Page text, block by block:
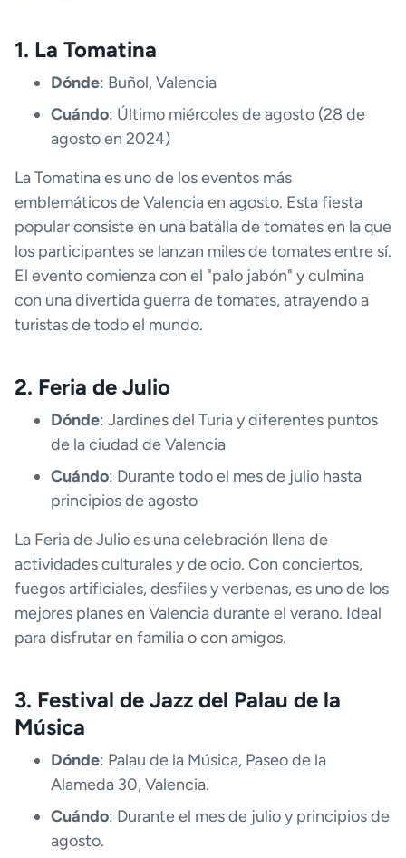
1. La Tomatina
Dónde: Buñol, Valencia
Cuándo: Último miércoles de agosto (28 de
agosto en 2024)
La Tomatina es uno de los eventos más
emblemáticos de Valencia en agosto. Esta fiesta
popular consiste en una batalla de tomates en la que
los participantes se lanzan miles de tomates entre sí.
El evento comienza con el "palo jabón" y culmina
con una divertida guerra de tomates, atrayendo a
turistas de todo el mundo.
2. Feria de Julio
Dónde: Jardines del Turia y diferentes puntos
de la ciudad de Valencia
Cuándo: Durante todo el mes de julio hasta
principios de agosto
La Feria de Julio es una celebración llena de
actividades culturales y de ocio. Con conciertos,
fuegos artificiales, desfiles y verbenas, es uno de los
mejores planes en Valencia durante el verano. Ideal
para disfrutar en familia o con amigos.
3. Festival de Jazz del Palau de la
Música
Dónde: Palau de la Música, Paseo de la
Alameda 30, Valencia.
Cuándo: Durante el mes de julio y principios de
agosto.